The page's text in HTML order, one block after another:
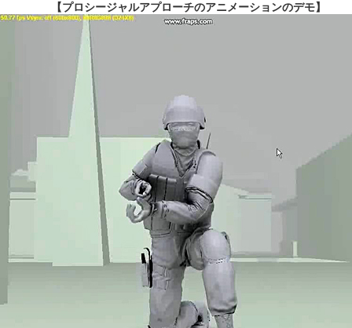
【プロシージャルアプローチのアニメーションのデモ】